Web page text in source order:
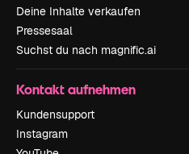
Deine Inhalte verkaufen
Pressesaal
Suchst du nach magnific.ai
Kontakt aufnehmen
Kundensupport
Instagram